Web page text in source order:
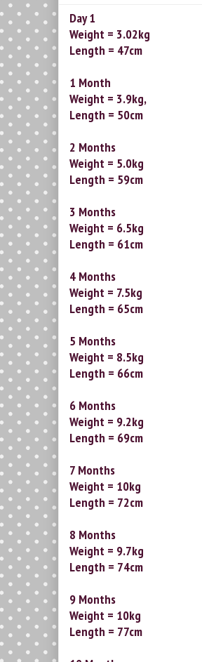
Day 1
Weight = 3.02kg
Length = 47cm
1 Month
Weight = 3.9kg,
Length = 50cm
2 Months
Weight = 5.0kg
Length = 59cm
3 Months
Weight = 6.5kg
Length = 61cm
4 Months
Weight = 7.5kg
Length = 65cm
5 Months
Weight = 8.5kg
Length = 66cm
6 Months
Weight = 9.2kg
Length = 69cm
7 Months
Weight = 10kg
Length = 72cm
8 Months
Weight = 9.7kg
Length = 74cm
9 Months
Weight = 10kg
Length = 77cm